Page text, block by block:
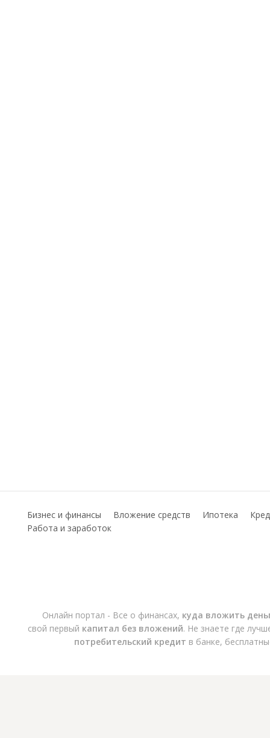
Бизнес и финансы Вложение средств Ипотека
Работа и заработок
Онлайн портал - Все о финансах, куда вложить
свой первый капитал без вложений. Не знаете где
потребительский кредит в банке,